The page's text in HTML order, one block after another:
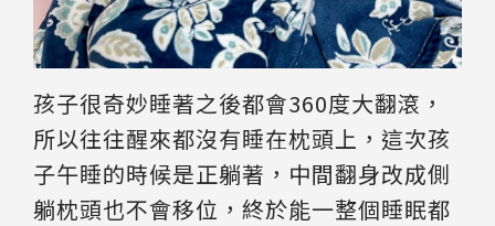
孩子很奇妙睡著之後都會360度大翻滾，
所以往往醒來都沒有睡在枕頭上，這次孩
子午睡的時候是正躺著，中間翻身改成側
躺枕頭也不會移位，終於能一整個睡眠都